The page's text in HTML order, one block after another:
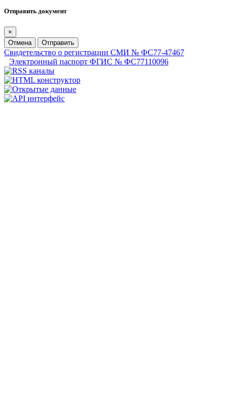
Отправить документ
×
Отмена
Отправить
Свидетельство о регистрации СМИ № ФС77-47467
Электронный паспорт ФГИС № ФС77110096